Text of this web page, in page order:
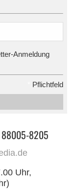
Anmeldung
Pflichtfeld
88005-8205
Uhr,